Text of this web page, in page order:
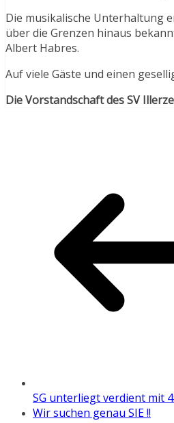
Die musikalische Unterhaltung
über die Grenzen hinaus
Albert Habres.
Auf viele Gäste und einen
Die Vorstandschaft des SV
SG unterliegt verdient mit
Wir suchen genau SIE !!